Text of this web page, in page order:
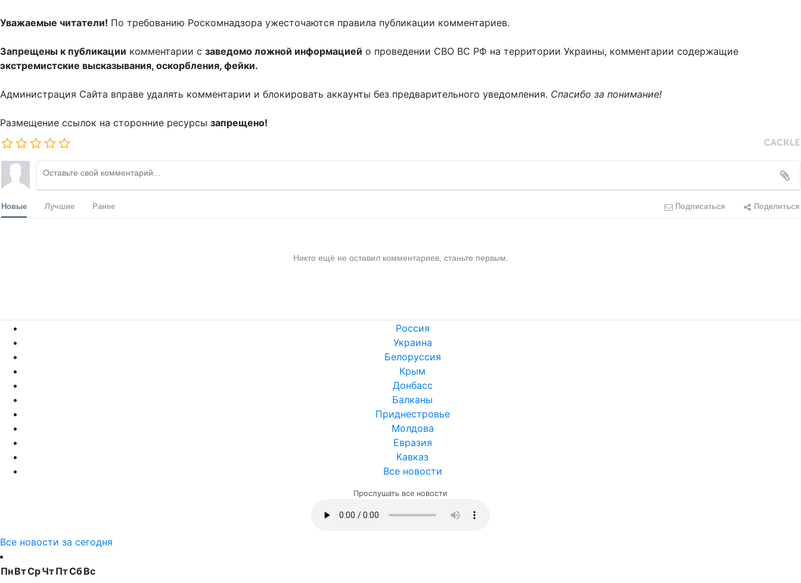
Уважаемые читатели! По требованию Роскомнадзора ужесточаются правила публикации комментариев.
Запрещены к публикации комментарии с заведомо ложной информацией о проведении СВО ВС РФ на территории Украины, комментарии содержащие
экстремистские высказывания, оскорбления, фейки.
Администрация Сайта вправе удалять комментарии и блокировать аккаунты без предварительного уведомления. Спасибо за понимание!
Размещение ссылок на сторонние ресурсы запрещено!
Новые Лучшие Ранее Подписаться Поделиться
Никто ещё не оставил комментариев, станьте первым.
Россия
Украина
Белоруссия
Крым
Донбасс
Балканы
Приднестровье
Молдова
Евразия
Кавказ
Все новости
Прослушать все новости
Все новости за сегодня
ПнВтСрЧтПтСбВс